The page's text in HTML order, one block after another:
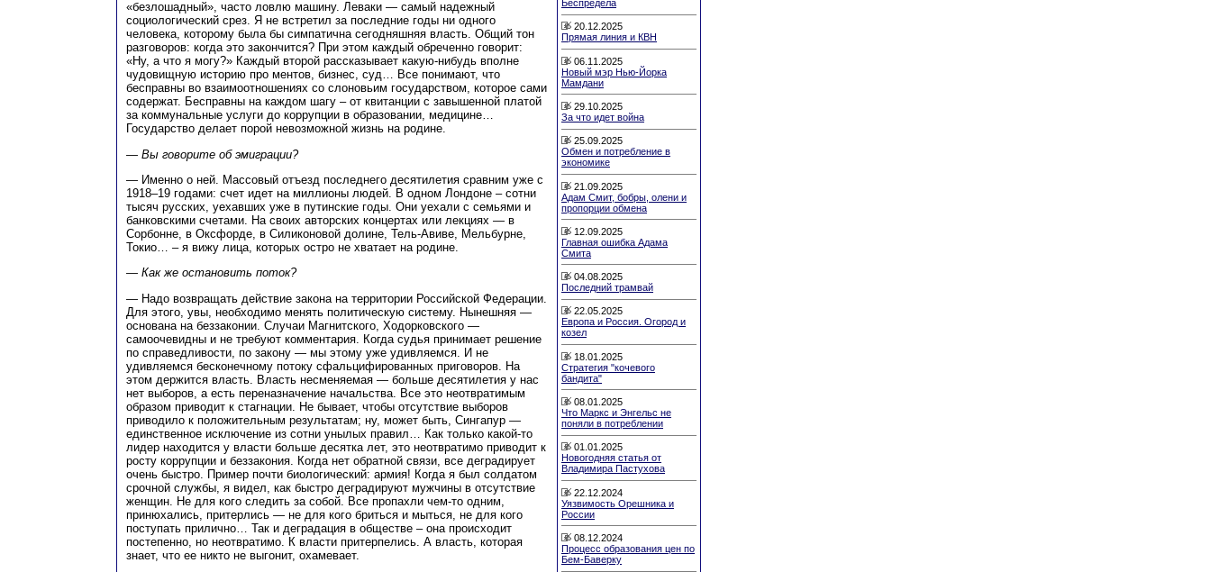
«безлошадный», часто ловлю машину. Леваки — самый надежный
социологический срез. Я не встретил за последние годы ни одного
человека, которому была бы симпатична сегодняшняя власть. Общий тон
разговоров: когда это закончится? При этом каждый обреченно говорит:
«Ну, а что я могу?» Каждый второй рассказывает какую-нибудь вполне
чудовищную историю про ментов, бизнес, суд… Все понимают, что
бесправны во взаимоотношениях со слоновьим государством, которое сами
содержат. Бесправны на каждом шагу – от квитанции с завышенной платой
за коммунальные услуги до коррупции в образовании, медицине…
Государство делает порой невозможной жизнь на родине.
— Вы говорите об эмиграции?
— Именно о ней. Массовый отъезд последнего десятилетия сравним уже с
1918–19 годами: счет идет на миллионы людей. В одном Лондоне – сотни
тысяч русских, уехавших уже в путинские годы. Они уехали с семьями и
банковскими счетами. На своих авторских концертах или лекциях — в
Сорбонне, в Оксфорде, в Силиконовой долине, Тель-Авиве, Мельбурне,
Токио… – я вижу лица, которых остро не хватает на родине.
— Как же остановить поток?
— Надо возвращать действие закона на территории Российской Федерации.
Для этого, увы, необходимо менять политическую систему. Нынешняя —
основана на беззаконии. Случаи Магнитского, Ходорковского —
самоочевидны и не требуют комментария. Когда судья принимает решение
по справедливости, по закону — мы этому уже удивляемся. И не
удивляемся бесконечному потоку сфальцифированных приговоров. На
этом держится власть. Власть несменяемая — больше десятилетия у нас
нет выборов, а есть переназначение начальства. Все это неотвратимым
образом приводит к стагнации. Не бывает, чтобы отсутствие выборов
приводило к положительным результатам; ну, может быть, Сингапур —
единственное исключение из сотни унылых правил… Как только какой-то
лидер находится у власти больше десятка лет, это неотвратимо приводит к
росту коррупции и беззакония. Когда нет обратной связи, все деградирует
очень быстро. Пример почти биологический: армия! Когда я был солдатом
срочной службы, я видел, как быстро деградируют мужчины в отсутствие
женщин. Не для кого следить за собой. Все пропахли чем-то одним,
принюхались, притерлись — не для кого бриться и мыться, не для кого
поступать прилично… Так и деградация в обществе – она происходит
постепенно, но неотвратимо. К власти притерпелись. А власть, которая
знает, что ее никто не выгонит, охамевает.
Беспредела
20.12.2025
Прямая линия и КВН
06.11.2025
Новый мэр Нью-Йорка
Мамдани
29.10.2025
За что идет война
25.09.2025
Обмен и потребление в
экономике
21.09.2025
Адам Смит, бобры, олени и
пропорции обмена
12.09.2025
Главная ошибка Адама
Смита
04.08.2025
Последний трамвай
22.05.2025
Европа и Россия. Огород и
козел
18.01.2025
Стратегия "кочевого
бандита"
08.01.2025
Что Маркс и Энгельс не
поняли в потреблении
01.01.2025
Новогодняя статья от
Владимира Пастухова
22.12.2024
Уязвимость Орешника и
России
08.12.2024
Процесс образования цен по
Бем-Баверку